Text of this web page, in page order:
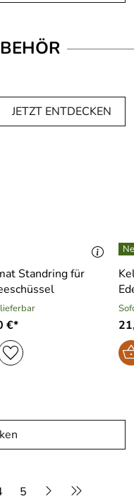
JETZT ENTDECKEN
Standring für
€*
5